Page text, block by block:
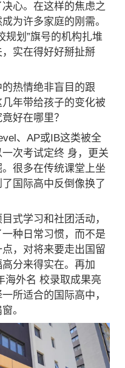
心。在这样的焦虑之
为许多家庭的刚需。
规划”旗号的机构扎堆
实在得好好掰扯掰
热情绝非盲目的跟
年带给孩子的变化被
好在哪里？
、AP或IB这类被全
次考试定终 身，更关
很多在传统课堂上坐
国际高中反倒像换了
式学习和社团活动，
种日常习惯，而不是
，对将来要走出国留
分来得实在。再加
海外名 校录取成果亮
所适合的国际高中，
。